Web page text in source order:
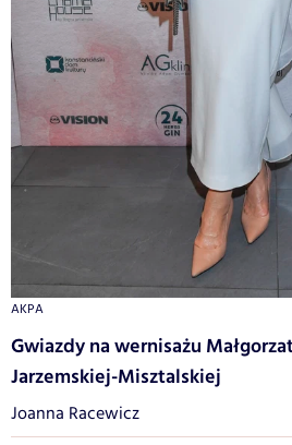
AKPA
Gwiazdy na wernisażu
Jarzemskiej-Misztalskiej
Joanna Racewicz